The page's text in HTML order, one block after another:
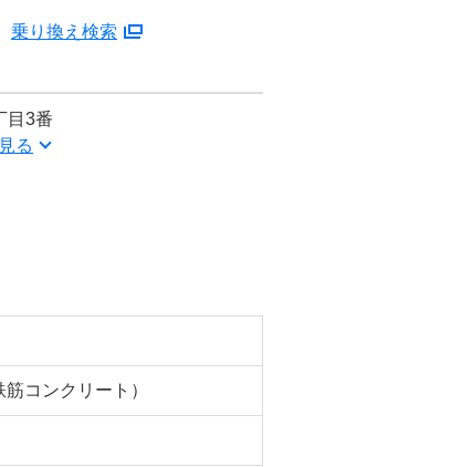
乗り換え検索
目3番
る
筋コンクリート）